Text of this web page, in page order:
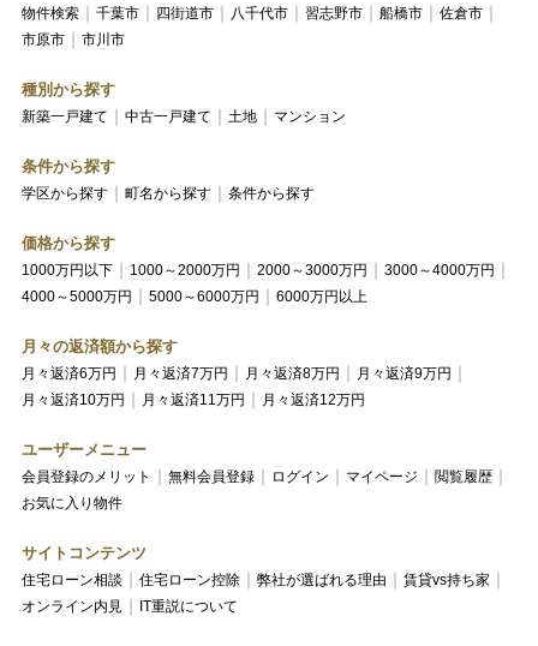
物件検索 千葉市 四街道市 八千代市 習志野市 船橋市
佐倉市
市原市
市川市
種別から探す
新築一戸建て 中古一戸建て 土地 マンション
条件から探す
学区から探す 町名から探す 条件から探す
価格から探す
1000万円以下 1000～2000万円 2000～3000万円
3000～4000万円
4000～5000万円
5000～6000万円 6000万円以上
月々の返済額から探す
月々返済6万円 月々返済7万円 月々返済8万円
月々返済9万円
月々返済10万円
月々返済11万円 月々返済12万円
ユーザーメニュー
会員登録のメリット 無料会員登録 ログイン マイページ
閲覧履歴
お気に入り物件
サイトコンテンツ
住宅ローン相談 住宅ローン控除 弊社が選ばれる理由
賃貸vs持ち家
オンライン内見
IT重説について